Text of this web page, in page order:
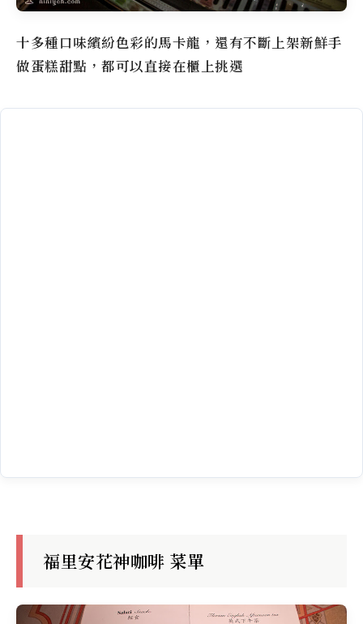
十多種口味繽紛色彩的馬卡龍，還有不斷上架新鮮手
做蛋糕甜點，都可以直接在櫃上挑選
福里安花神咖啡 菜單